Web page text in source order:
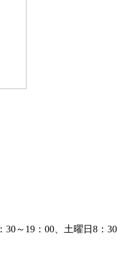
～19：00、土曜日8：